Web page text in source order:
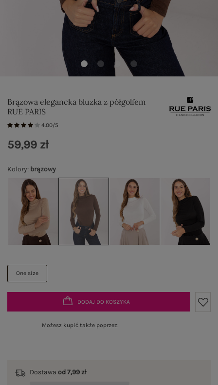
Brązowa elegancka bluzka z półgolfem
RUE PARIS
4.00/5
Kolory: brązowy
One size
59,99 zł
DODAJ DO KOSZYKA
Możesz kupić także poprzez:
Dostawa od 7,99 zł